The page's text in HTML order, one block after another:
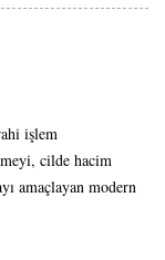
işlem
cilde hacim
amaçlayan modern